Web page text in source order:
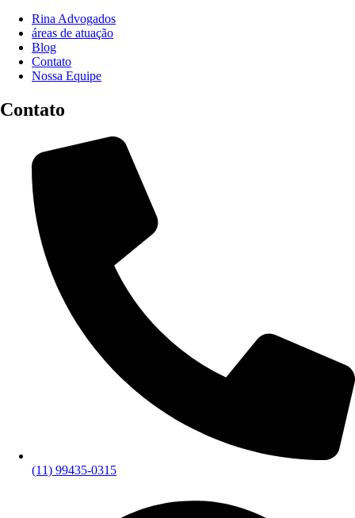
Rina Advogados
áreas de atuação
Blog
Contato
Nossa Equipe
Contato
(11) 99435-0315